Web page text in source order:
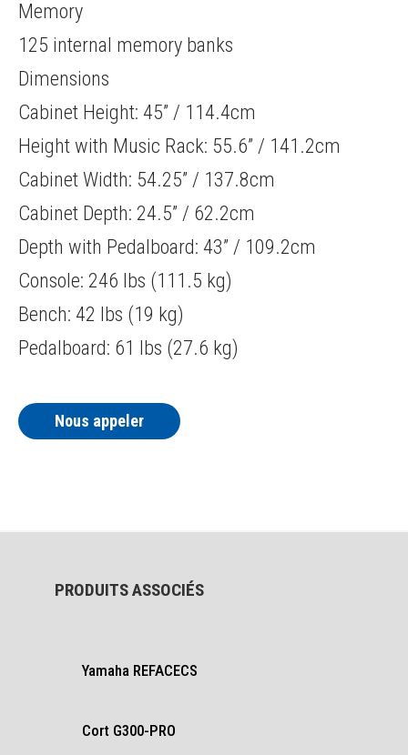
Memory
125 internal memory banks
Dimensions
Cabinet Height: 45” / 114.4cm
Height with Music Rack: 55.6” / 141.2cm
Cabinet Width: 54.25” / 137.8cm
Cabinet Depth: 24.5” / 62.2cm
Depth with Pedalboard: 43” / 109.2cm
Console: 246 lbs (111.5 kg)
Bench: 42 lbs (19 kg)
Pedalboard: 61 lbs (27.6 kg)
Nous appeler
PRODUITS ASSOCIÉS
Yamaha REFACECS
Cort G300-PRO